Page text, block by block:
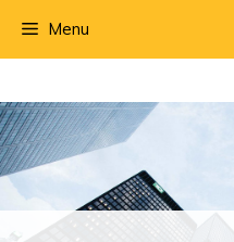
Menu